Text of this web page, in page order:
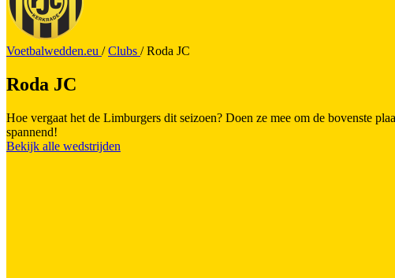
Voetbalwedden.eu / Clubs / Roda JC
Roda JC
Hoe vergaat het de Limburgers dit seizoen? Doen ze mee om de bovenste
spannend!
Bekijk alle wedstrijden